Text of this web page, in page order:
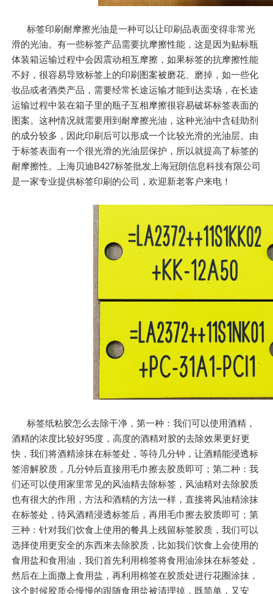
标签印刷耐摩擦光油是一种可以让印刷品表面变得非常光
滑的光油。有一些标签产品需要抗摩擦性能，这是因为贴标瓶
体装箱运输过程中会因震动相互摩擦，如果标签的抗摩擦性能
不好，很容易导致标签上的印刷图案被磨花、磨掉，如一些化
妆品或者酒类产品，需要经常长途运输才能到达卖场，在长途
运输过程中装在箱子里的瓶子互相摩擦很容易破坏标签表面的
图案。这种情况就需要用到耐摩擦光油，这种光油中含硅助剂
的成分较多，因此印刷后可以形成一个比较光滑的光油层。由
于标签表面有一个很光滑的光油层保护，所以就提高了标签的
耐摩擦性。上海贝迪B427标签批发上海冠朗信息科技有限公司
是一家专业提供标签印刷的公司，欢迎新老客户来电！
标签纸粘胶怎么去除干净，第一种：我们可以使用酒精，
酒精的浓度比较好95度，高度的酒精对胶的去除效果更好更
快，我们将酒精涂抹在标签处，等待几分钟，让酒精能浸透标
签溶解胶质，几分钟后直接用毛巾擦去胶质即可；第二种：我
们还可以使用家里常见的风油精去除标签，风油精对去除胶质
也有很大的作用，方法和酒精的方法一样，直接将风油精涂抹
在标签处，待风酒精浸透标签后，再用毛巾擦去胶质即可；第
三种：针对我们饮食上使用的餐具上残留标签胶质，我们可以
选择使用更安全的东西来去除胶质，比如我们饮食上会使用的
食用盐和食用油，我们首先利用棉签将食用油涂抹在标签处，
然后在上面撒上食用盐，再利用棉签在胶质处进行花圈涂抹，
这个时候胶质会慢慢的跟随食用盐被清理掉，既简单，又安